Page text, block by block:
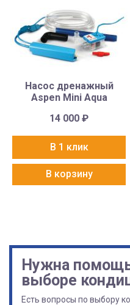
Насос дренажный
Aspen Mini Aqua
14 000₽
В 1 клик
В корзину
Нужна
выборе
Есть вопросы по выбору